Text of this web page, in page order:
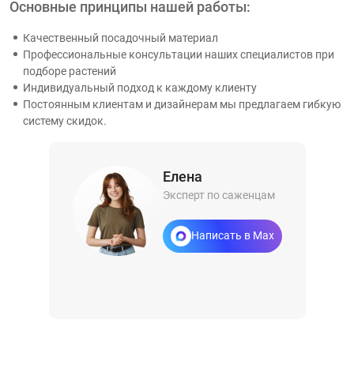
Основные принципы нашей работы:
Качественный посадочный материал
Профессиональные консультации наших специалистов при
подборе растений
Индивидуальный подход к каждому клиенту
Постоянным клиентам и дизайнерам мы предлагаем гибкую
систему скидок.
Елена
Эксперт по саженцам
Написать в Max